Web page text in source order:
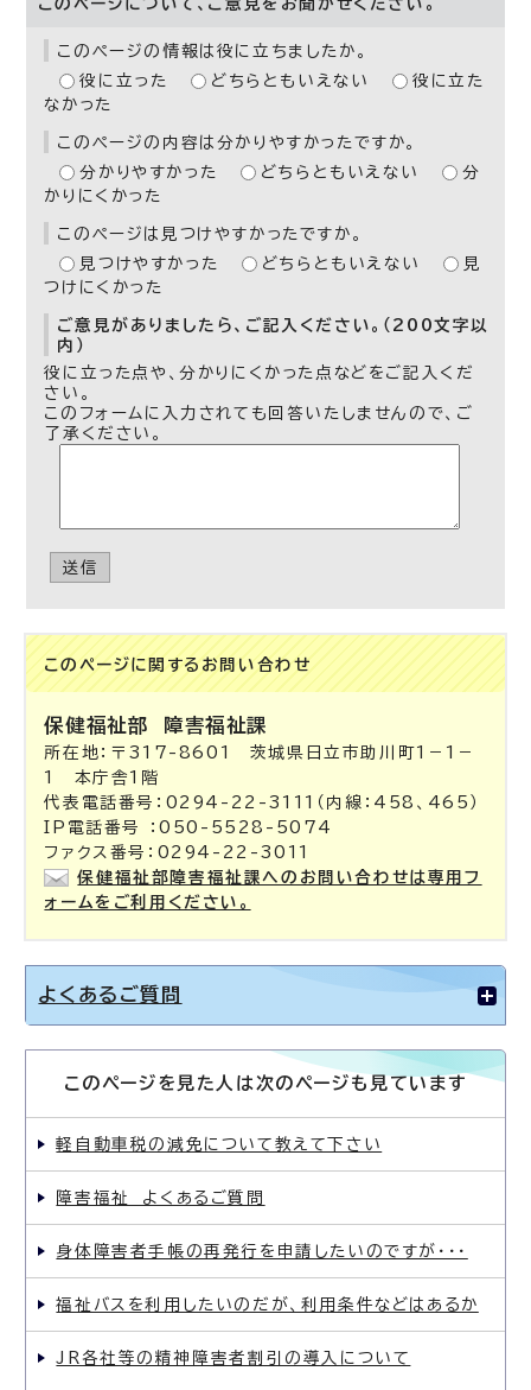
このページについて、ご意見をお聞かせください。
このページの情報は役に立ちましたか。
役に立った
どちらともいえない
役に立た
なかった
このページの内容は分かりやすかったですか。
分かりやすかった
どちらともいえない
分
かりにくかった
このページは見つけやすかったですか。
見つけやすかった
どちらともいえない
見
つけにくかった
ご意見がありましたら、ご記入ください。（200文字以
内）
役に立った点や、分かりにくかった点などをご記入くだ
さい。
このフォームに入力されても回答いたしませんので、ご
了承ください。
送信
このページに関する お問い合わせ
保健福祉部 障害福祉課
所在地：〒317-8601 茨城県日立市助川町1－1－
1 本庁舎1階
代表電話番号：0294-22-3111（内線：458、465）
IP電話番号 ：050-5528-5074
ファクス番号：0294-22-3011
保健福祉部障害福祉課へのお問い合わせは専用フ
ォームをご利用ください。
よくあるご質問
このページを見た人は次のページも見ています
軽自動車税の減免について教えて下さい
障害福祉 よくあるご質問
身体障害者手帳の再発行を申請したいのですが・・・
福祉バスを利用したいのだが、利用条件などはあるか
JR各社等の精神障害者割引の導入について